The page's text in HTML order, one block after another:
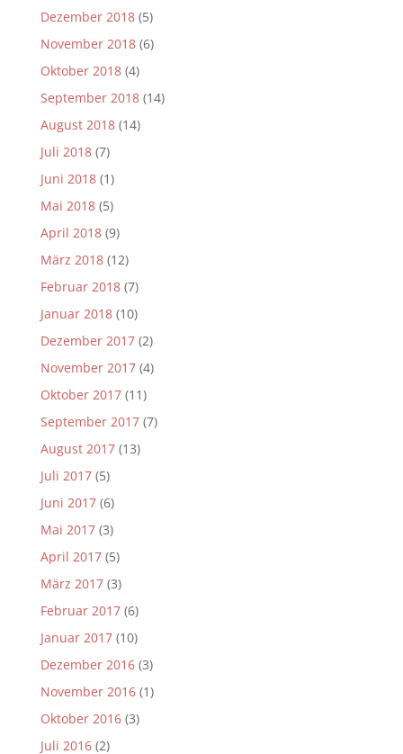
Dezember 2018(5)
November 2018(6)
Oktober 2018(4)
September 2018(14)
August 2018(14)
Juli 2018(7)
Juni 2018(1)
Mai 2018(5)
April 2018(9)
März 2018(12)
Februar 2018(7)
Januar 2018(10)
Dezember 2017(2)
November 2017(4)
Oktober 2017(11)
September 2017(7)
August 2017(13)
Juli 2017(5)
Juni 2017(6)
Mai 2017(3)
April 2017(5)
März 2017(3)
Februar 2017(6)
Januar 2017(10)
Dezember 2016(3)
November 2016(1)
Oktober 2016(3)
Juli 2016(2)